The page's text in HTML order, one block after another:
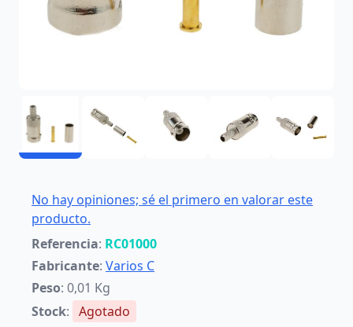
No hay opiniones; sé el primero en valorar este
producto.
Referencia: RC01000
Fabricante: Varios C
Peso: 0,01 Kg
Stock: Agotado